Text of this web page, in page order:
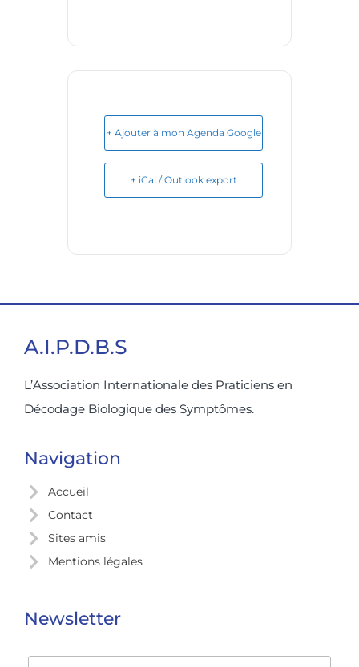
+ Ajouter à mon Agenda Google
+ iCal / Outlook export
A.I.P.D.B.S
L’Association Internationale des Praticiens en
Décodage Biologique des Symptômes.
Navigation
Accueil
Contact
Sites amis
Mentions légales
Newsletter